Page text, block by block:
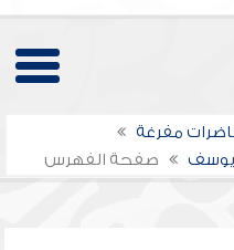
مفرغة
يوسف صفحة الفهرس